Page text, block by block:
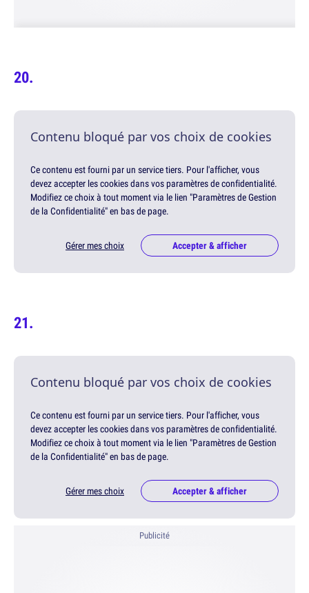
Contenu bloqué par vos choix de cookies
Ce contenu est fourni par un service tiers. Pour l'afficher, vous
devez accepter les cookies dans vos paramètres de confidentialité.
Modifiez ce choix à tout moment via le lien "Paramètres de Gestion
de la Confidentialité" en bas de page.
Gérer mes choix Accepter & afficher
Contenu bloqué par vos choix de cookies
Ce contenu est fourni par un service tiers. Pour l'afficher, vous
devez accepter les cookies dans vos paramètres de confidentialité.
Modifiez ce choix à tout moment via le lien "Paramètres de Gestion
de la Confidentialité" en bas de page.
Gérer mes choix Accepter & afficher
Publicité